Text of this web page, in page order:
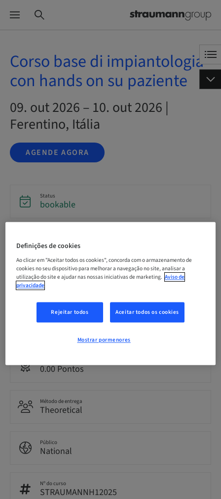
Corso base di impiantologia
con hands on su paziente
09. out 2026 – 10. out 2026 |
Ferentino, Itália
AGENDE AGORA
Status
bookable
10. out 2026 (UTC+1)
Preço por participante (impostos locais aplicáveis)
EUR 1200.00
0.00 Pontos
Método de entrega
Theoretical
Público
National
Nº do curso
STRAUMANNH12025
Definições de cookies
Ao clicar em "Aceitar todos os cookies", concorda com o armazenamento de
cookies no seu dispositivo para melhorar a navegação no site, analisar a
utilização do site e ajudar nas nossas iniciativas de marketing. Aviso de
privacidade
Rejeitar todos Aceitar todos os cookies
Mostrar pormenores